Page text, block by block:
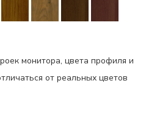
монитора, цвета профиля и
от реальных цветов